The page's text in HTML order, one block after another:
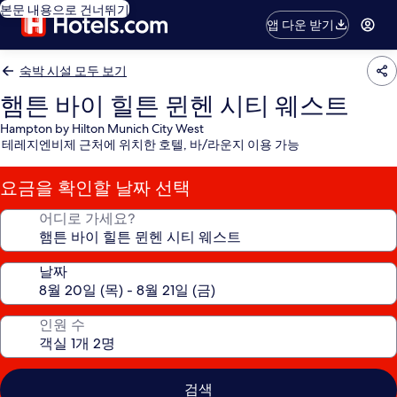
본문 내용으로 건너뛰기
앱 다운 받기
숙박 시설 모두 보기
햄튼 바이 힐튼 뮌헨 시티 웨스트
Hampton by Hilton Munich City West
테레지엔비제 근처에 위치한 호텔, 바/라운지 이용 가능
요금을 확인할 날짜 선택
어디로 가세요?
날짜
인원 수
검색